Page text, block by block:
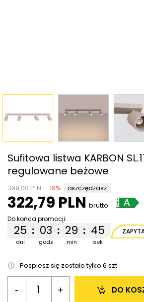
Sufitowa listwa KARBON
regulowane beżowe
399,00 PLN -19% oszczędzasz
322,79 PLN brutto
Do końca promocji:
:
dni
25 :
godz
03 :
min
29
sek
44
Pospiesz się zostało tylko 6 szt.
- + DO